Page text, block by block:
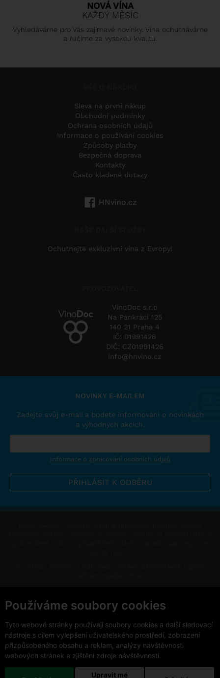
Používáme soubory cookies
Tyto webové stránky používají soubory cookies a další sledovací
nástroje s cílem vylepšení uživatelského prostředí, zobrazení
přizpůsobeného obsahu a reklam, analýzy návštěvnosti
webových stránek a zjištění zdroje návštěvnosti.
Upravit mé
NOVÁ VÍNA
KAŽDÝ MĚSÍC
Vyhledáváme pro Vás zajímavé novinky. Vína ochutnáváme
a ručíme za vysokou kvalitu.
Sleva na první nákup
Obchodní podmínky
Ochrana osobních údajů
Informace o používání cookies
Způsoby platby
Bezpečná doprava
Kontakty
Často kladené dotazy
HNvino.cz
Ochutnejte exkluzivní vína z Evropy!
VinoDoc s.r.o
Na Pankráci 125
140 21 Praha 4
IČ: 01991426
DIČ: CZ01991426
info@hnvino.cz
NOVINKY E-MAILEM
Zadejte svůj e-mail a budete informováni o novinkách
a výhodných akcích.
Informace o zpracování osobních údajů
Změnit nastavení cookies
Copyright © 2026 VinoDoc s.r.o. Všechna práva vyhrazena.